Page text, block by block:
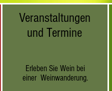
Veranstaltungen
und Termine
Erleben Sie Wein bei
einer Weinwanderung.